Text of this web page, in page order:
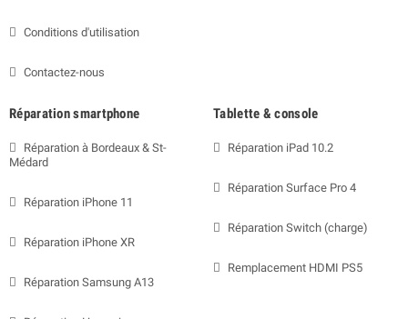
Conditions d'utilisation
Contactez-nous
Réparation smartphone
Réparation à Bordeaux & St-
Médard
Réparation iPhone 11
Réparation iPhone XR
Réparation Samsung A13
Tablette & console
Réparation iPad 10.2
Réparation Surface Pro 4
Réparation Switch (charge)
Remplacement HDMI PS5